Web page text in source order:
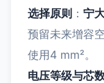
选择原则 ： 宁
预留未来增容
使用4 mm²。
电压等级与芯